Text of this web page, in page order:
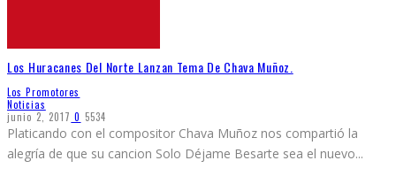
Los Huracanes Del Norte Lanzan Tema De Chava Muñoz.
Los Promotores
Noticias
junio 2, 2017 0 5534
Platicando con el compositor Chava Muñoz nos compartió la
alegría de que su cancion Solo Déjame Besarte sea el nuevo...